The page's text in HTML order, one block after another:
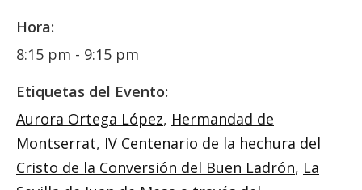
Hora:
8:15 pm - 9:15 pm
Etiquetas del Evento:
Aurora Ortega López, Hermandad de
Montserrat, IV Centenario de la hechura del
Cristo de la Conversión del Buen Ladrón, La